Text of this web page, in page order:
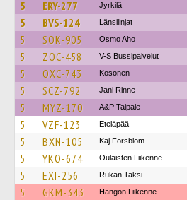
5 ERY-277 Jyrkilä
5 BVS-124 Länsilinjat
5 SOK-905 Osmo Aho
5 ZOC-458 V-S Bussipalvelut
5 OXC-743 Kosonen
5 SCZ-792 Jani Rinne
5 MYZ-170 A&P Taipale
5 VZF-123 Eteläpää
5 BXN-105 Kaj Forsblom
5 YKO-674 Oulaisten Liikenne
5 EXI-256 Rukan Taksi
5 GKM-343 Hangon Liikenne